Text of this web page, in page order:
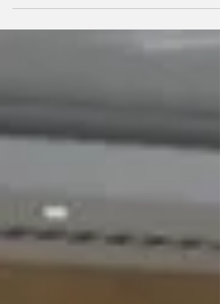
automóveis clássicos de luxo, revelou a sua